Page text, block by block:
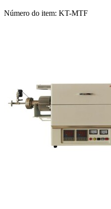
Número do item: KT-MTF